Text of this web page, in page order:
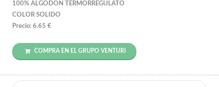
100% ALGODON TERMORREGULATO
COLOR SOLIDO
Precio: 6.65 €
COMPRA EN EL GRUPO VENTURI